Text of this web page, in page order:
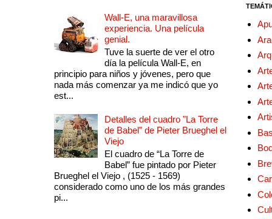
Wall-E, una maravillosa
experiencia. Una película
genial.
Tuve la suerte de ver el otro
día la película Wall-E, en
principio para niños y jóvenes, pero que
nada más comenzar ya me indicó que yo
est...
Detalles del cuadro "La Torre
de Babel" de Pieter Brueghel el
Viejo
El cuadro de “La Torre de
Babel” fue pintado por Pieter
Brueghel el Viejo , (1525 - 1569)
considerado como uno de los más grandes
pi...